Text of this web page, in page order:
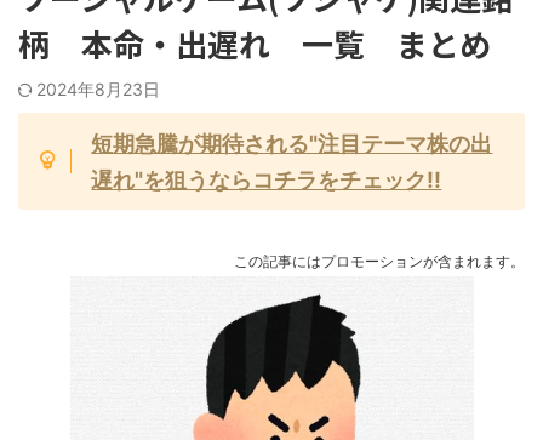
柄 本命・出遅れ 一覧 まとめ
2024年8月23日
短期急騰が期待される"注目テーマ株の出
遅れ"を狙うならコチラをチェック!!
この記事にはプロモーションが含まれます。